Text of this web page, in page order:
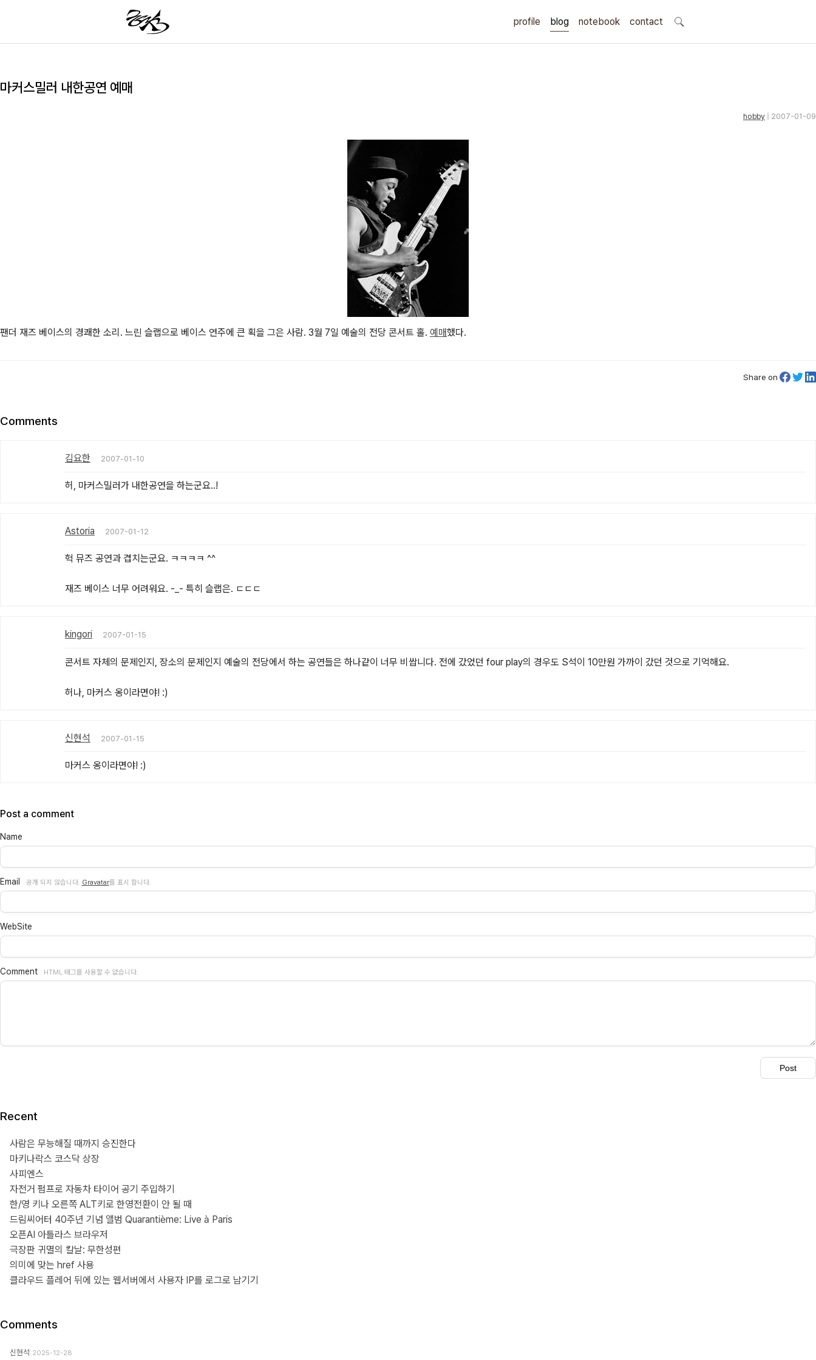
profile blog notebook contact
search
마커스밀러 내한공연 예매
hobby | 2007-01-09
팬더 재즈 베이스의 경쾌한 소리. 느린 슬랩으로 베이스 연주에 큰 획을 그은 사람. 3월 7일 예술의 전당 콘서트 홀. 예매했다.
Share on
Comments
김요한 2007-01-10
허, 마커스밀러가 내한공연을 하는군요..!
Astoria 2007-01-12
헉 뮤즈 공연과 겹치는군요. ㅋㅋㅋㅋ ^^
재즈 베이스 너무 어려워요. -_- 특히 슬랩은. ㄷㄷㄷ
kingori 2007-01-15
콘서트 자체의 문제인지, 장소의 문제인지 예술의 전당에서 하는 공연들은 하나같이 너무 비쌉니다. 전에 갔었던 four play의 경우도 S석이 10만원 가까이 갔던 것으로 기억해요.
허나, 마커스 옹이라면야! :)
신현석 2007-01-15
마커스 옹이라면야! :)
Post a comment
Name
Email 공개 되지 않습니다. Gravatar를 표시 합니다.
WebSite
Comment HTML 태그를 사용할 수 없습니다.
Recent
사람은 무능해질 때까지 승진한다
마키나락스 코스닥 상장
사피엔스
자전거 펌프로 자동차 타이어 공기 주입하기
한/영 키나 오른쪽 ALT키로 한영전환이 안 될 때
드림씨어터 40주년 기념 앨범 Quarantième: Live à Paris
오픈AI 아틀라스 브라우저
극장판 귀멸의 칼날: 무한성편
의미에 맞는 href 사용
클라우드 플레어 뒤에 있는 웹서버에서 사용자 IP를 로그로 남기기
Comments
신현석 2025-12-28